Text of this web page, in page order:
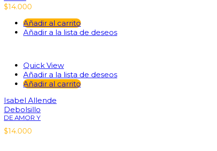
$14.000
Añadir al carrito
Añadir a la lista de deseos
Quick View
Añadir a la lista de deseos
Añadir al carrito
Isabel Allende
Debolsillo
DE AMOR Y
$14.000